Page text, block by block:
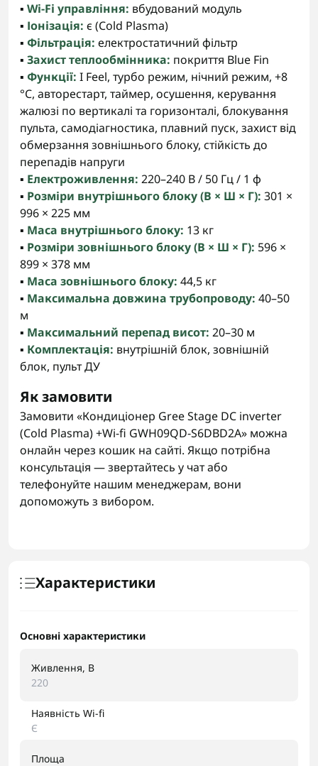
▪️ Wi-Fi управління: вбудований модуль
▪️ Іонізація: є (Cold Plasma)
▪️ Фільтрація: електростатичний фільтр
▪️ Захист теплообмінника: покриття Blue Fin
▪️ Функції: I Feel, турбо режим, нічний режим, +8
°C, авторестарт, таймер, осушення, керування
жалюзі по вертикалі та горизонталі, блокування
пульта, самодіагностика, плавний пуск, захист від
обмерзання зовнішнього блоку, стійкість до
перепадів напруги
▪️ Електроживлення: 220–240 В / 50 Гц / 1 ф
▪️ Розміри внутрішнього блоку (В × Ш × Г): 301 ×
996 × 225 мм
▪️ Маса внутрішнього блоку: 13 кг
▪️ Розміри зовнішнього блоку (В × Ш × Г): 596 ×
899 × 378 мм
▪️ Маса зовнішнього блоку: 44,5 кг
▪️ Максимальна довжина трубопроводу: 40–50
м
▪️ Максимальний перепад висот: 20–30 м
▪️ Комплектація: внутрішній блок, зовнішній
блок, пульт ДУ
Як замовити
Замовити «Кондиціонер Gree Stage DC inverter
(Cold Plasma) +Wi-fi GWH09QD-S6DBD2A» можна
онлайн через кошик на сайті. Якщо потрібна
консультація — звертайтесь у чат або
телефонуйте нашим менеджерам, вони
допоможуть з вибором.
Характеристики
Основні характеристики
Живлення, В
220
Наявність Wi-fi
Є
Площа